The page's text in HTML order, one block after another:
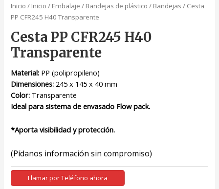
Inicio / Inicio / Embalaje / Bandejas de plástico / Bandejas / Cesta
PP CFR245 H40 Transparente
Cesta PP CFR245 H40
Transparente
Material: PP (polipropileno)
Dimensiones: 245 x 145 x 40 mm
Color: Transparente
Ideal para sistema de envasado Flow pack.
*Aporta visibilidad y protección.
(Pídanos información sin compromiso)
Llamar por Teléfono ahora